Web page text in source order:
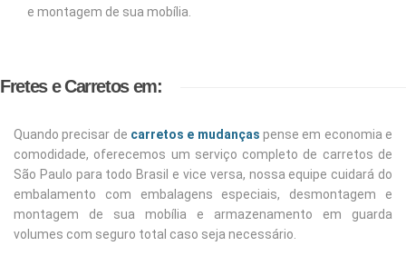
e montagem de sua mobília.
Fretes e Carretos em:
Quando precisar de carretos e mudanças pense em economia e
comodidade, oferecemos um serviço completo de carretos de
São Paulo para todo Brasil e vice versa, nossa equipe cuidará do
embalamento com embalagens especiais, desmontagem e
montagem de sua mobília e armazenamento em guarda
volumes com seguro total caso seja necessário.